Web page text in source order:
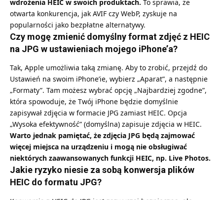
wdrożenia HEIC w swoich produktach. To sprawia, że
otwarta konkurencja, jak AVIF czy WebP, zyskuje na
popularności jako bezpłatne alternatywy.
Czy mogę zmienić domyślny format zdjęć z HEIC
na JPG w ustawieniach mojego iPhone’a?
Tak, Apple umożliwia taką zmianę. Aby to zrobić, przejdź do
Ustawień na swoim iPhone’ie, wybierz „Aparat”, a następnie
„Formaty”. Tam możesz wybrać opcję „Najbardziej zgodne”,
która spowoduje, że Twój iPhone będzie domyślnie
zapisywał zdjęcia w formacie JPG zamiast HEIC. Opcja
„Wysoka efektywność” (domyślna) zapisuje zdjęcia w HEIC.
Warto jednak pamiętać, że zdjęcia JPG będą zajmować
więcej miejsca na urządzeniu i mogą nie obsługiwać
niektórych zaawansowanych funkcji HEIC, np. Live Photos.
Jakie ryzyko niesie za sobą konwersja plików
HEIC do formatu JPG?